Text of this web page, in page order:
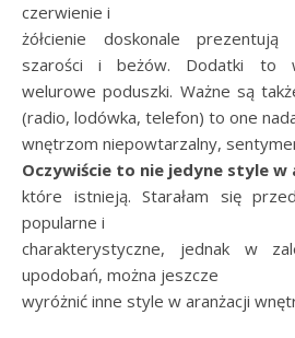
czerwienie i
żółcienie doskonale
szarości i beżów. Dodatki to
welurowe poduszki. Ważne są
(radio, lodówka, telefon) to one
wnętrzom niepowtarzalny,
Oczywiście to nie jedyne style w
które istnieją. Starałam się
popularne i
charakterystyczne, jednak w
upodobań, można jeszcze
wyróżnić inne style w aranżacji